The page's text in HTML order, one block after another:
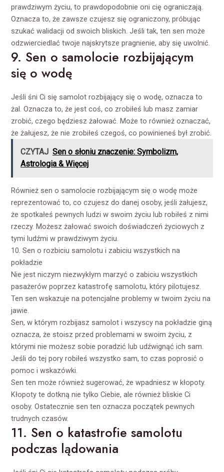
prawdziwym życiu, to prawdopodobnie oni cię ograniczają.
Oznacza to, że zawsze czujesz się ograniczony, próbując
szukać walidacji od swoich bliskich. Jeśli tak, ten sen może
odzwierciedlać twoje najskrytsze pragnienie, aby się uwolnić.
9. Sen o samolocie rozbijającym
się o wodę
Jeśli śni Ci się samolot rozbijający się o wodę, oznacza to
żal. Oznacza to, że jest coś, co zrobiłeś lub masz zamiar
zrobić, czego będziesz żałować. Może to również oznaczać,
że żałujesz, że nie zrobiłeś czegoś, co powinieneś był zrobić.
CZYTAJ Sen o słoniu znaczenie: Symbolizm,
Astrologia & Więcej
Również sen o samolocie rozbijającym się o wodę może
reprezentować to, co czujesz do danej osoby, jeśli żałujesz,
że spotkałeś pewnych ludzi w swoim życiu lub robiłeś z nimi
rzeczy. Możesz żałować swoich doświadczeń życiowych z
tymi ludźmi w prawdziwym życiu.
10. Sen o rozbiciu samolotu i zabiciu wszystkich na
pokładzie
Nie jest niczym niezwykłym marzyć o zabiciu wszystkich
pasażerów poprzez katastrofę samolotu, który pilotujesz.
Ten sen wskazuje na potencjalne problemy w twoim życiu na
jawie.
Sen, w którym rozbijasz samolot i wszyscy na pokładzie giną
oznacza, że stoisz przed problemami w swoim życiu, z
którymi nie możesz sobie poradzić lub udźwignąć ich sam.
Jeśli do tej pory robiłeś wszystko sam, to czas poprosić o
pomoc i wskazówki.
Sen ten może również sugerować, że wpadniesz w kłopoty.
Kłopoty te dotkną nie tylko Ciebie, ale również bliskie Ci
osoby. Ostatecznie sen ten oznacza początek pewnych
trudnych czasów.
11. Sen o katastrofie samolotu
podczas lądowania